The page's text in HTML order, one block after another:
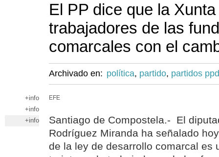
El PP dice que la
trabajadores de las
comarcales con el
Archivado en: política, partido, partidos
+info
+info
+info
EFE
Santiago de Compostela.- El
Rodríguez Miranda ha señalado
de la ley de desarrollo comarcal es